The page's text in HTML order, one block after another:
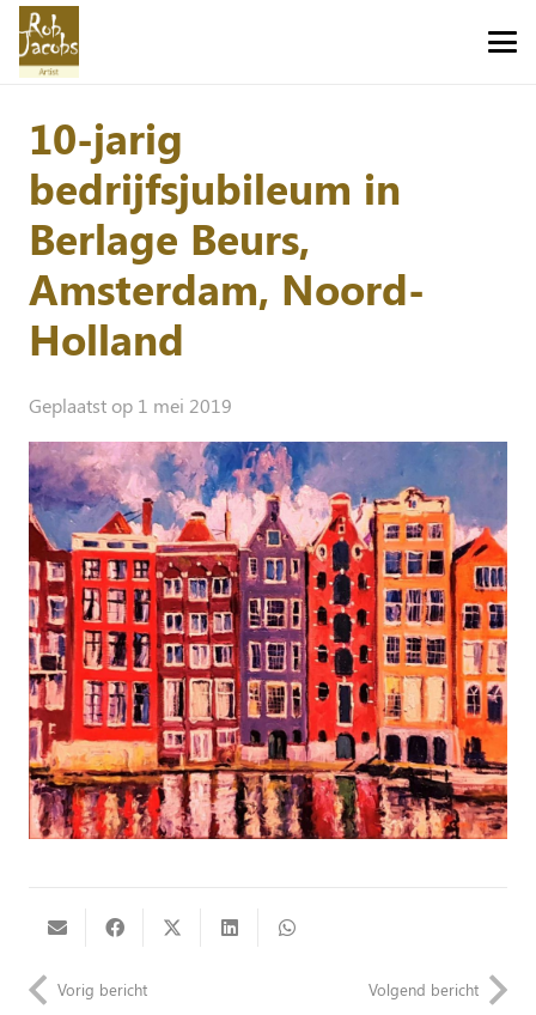
10-jarig
bedrijfsjubileum in
Berlage Beurs,
Amsterdam, Noord-
Holland
Geplaatst op 1 mei 2019
Vorig bericht Volgend bericht